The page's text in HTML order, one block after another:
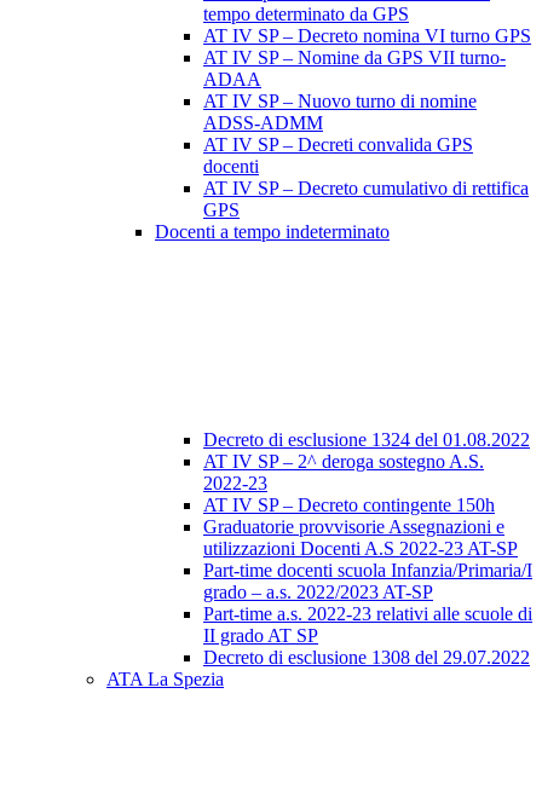
tempo determinato da GPS
AT IV SP – Decreto nomina VI turno GPS
AT IV SP – Nomine da GPS VII turno-
ADAA
AT IV SP – Nuovo turno di nomine
ADSS-ADMM
AT IV SP – Decreti convalida GPS
docenti
AT IV SP – Decreto cumulativo di rettifica
GPS
Docenti a tempo indeterminato
Decreto di esclusione 1324 del 01.08.2022
AT IV SP – 2^ deroga sostegno A.S.
2022-23
AT IV SP – Decreto contingente 150h
Graduatorie provvisorie Assegnazioni e
utilizzazioni Docenti A.S 2022-23 AT-SP
Part-time docenti scuola Infanzia/Primaria/I
grado – a.s. 2022/2023 AT-SP
Part-time a.s. 2022-23 relativi alle scuole di
II grado AT SP
Decreto di esclusione 1308 del 29.07.2022
ATA La Spezia